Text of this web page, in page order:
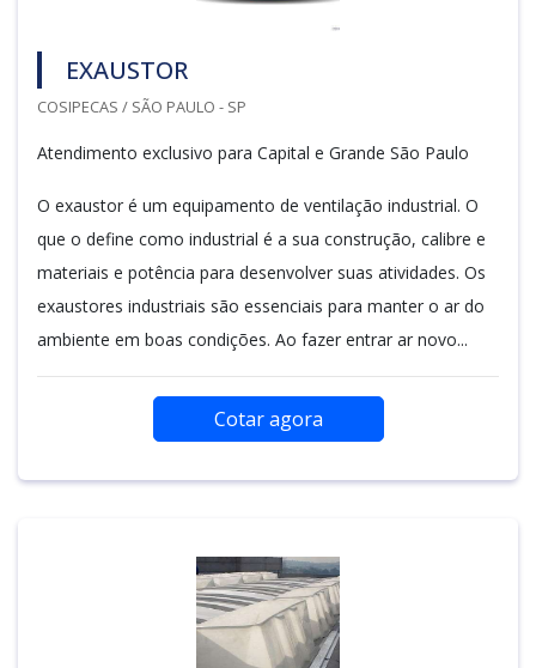
EXAUSTOR
COSIPECAS / SÃO PAULO - SP
Atendimento exclusivo para Capital e Grande São Paulo
O exaustor é um equipamento de ventilação industrial. O
que o define como industrial é a sua construção, calibre e
materiais e potência para desenvolver suas atividades. Os
exaustores industriais são essenciais para manter o ar do
ambiente em boas condições. Ao fazer entrar ar novo...
Cotar agora